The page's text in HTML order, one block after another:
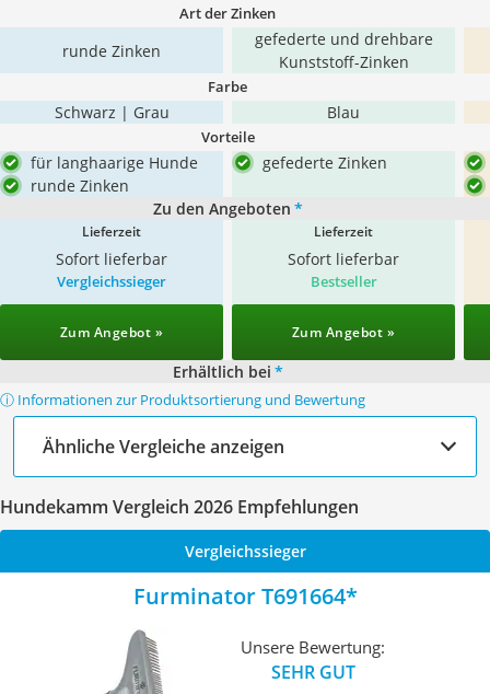
Art der Zinken
runde Zinken
gefederte und drehbare
Kunststoff-Zinken
Farbe
Schwarz | Grau Blau
Vorteile
für langhaarige Hunde
runde Zinken
gefederte Zinken
Zu den Angeboten *
Lieferzeit
Sofort lieferbar
Lieferzeit
Sofort lieferbar
Vergleichssieger
Zum Angebot »
Bestseller
Zum Angebot »
Erhältlich bei *
ⓘ Informationen zur Produktsortierung und Bewertung
Ähnliche Vergleiche anzeigen
Hundekamm Vergleich 2026 Empfehlungen
Vergleichssieger
Furminator T691664
Unsere Bewertung:
SEHR GUT